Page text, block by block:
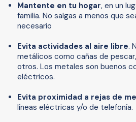
Mantente en tu hogar, en un
familia. No salgas a menos que
necesario
Evita actividades al aire libre.
metálicos como cañas de
otros. Los metales son buenos
eléctricos.
Evita proximidad a rejas de
líneas eléctricas y/o de telefonía.